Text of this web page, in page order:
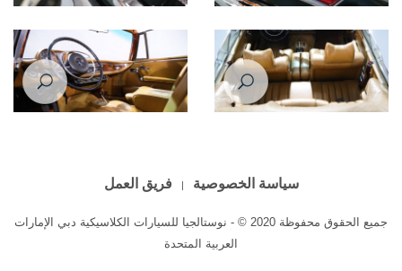
سياسة الخصوصية فريق العمل
جميع الحقوق محفوظة 2020 © - نوستالجيا للسيارات الكلاسيكية دبي الإمارات
العربية المتحدة